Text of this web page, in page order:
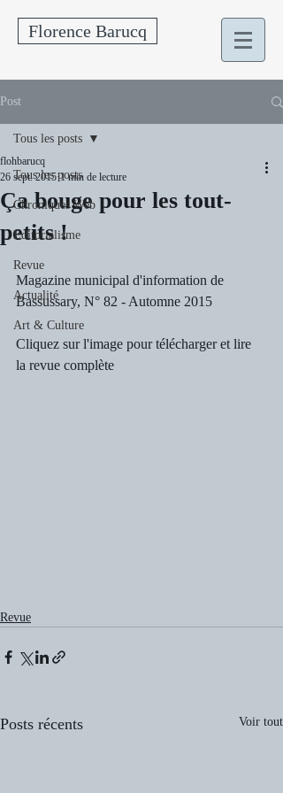
Florence Barucq
Post
Tous les posts
Chroniques Web
Editorialisme
Revue
Actualité
Art & Culture
Tous les posts
Ça bouge pour les tout-
petits !
flohbarucq
26 sept. 2015 1 min de lecture
Magazine municipal d'information de
Bassussary, N° 82 - Automne 2015
Cliquez sur l'image pour télécharger et lire
la revue complète
Revue
Posts récents Voir tout